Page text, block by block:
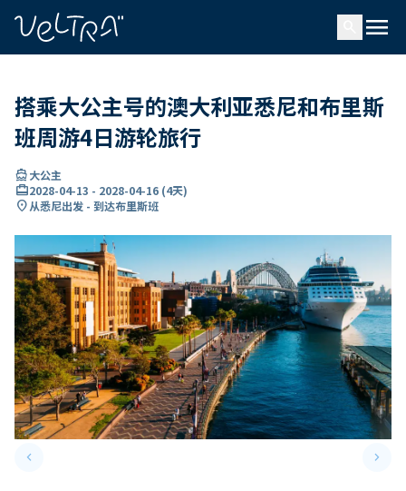
menu
搭乘大公主号的澳大利亚悉尼和布里斯
班周游4日游轮旅行
directions_boat大公主
card_travel2028-04-13 - 2028-04-16 (4天)
location_on从悉尼出发 - 到达布里斯班
keyboard_arrow_leftPrevious slide keyboard_arrow_right